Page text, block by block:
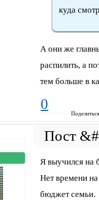
куда
А они же
распилить, а
тем больше в
0
Я выучился на
Нет времени на
бюджет семьи.